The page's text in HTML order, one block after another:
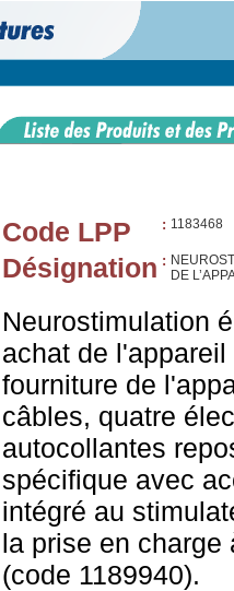
Code LPP : 1183468
Désignation :
DE
Neurostimulation
achat de
fourniture de
câbles, quatre
autocollantes
spécifique avec
intégré au
la prise en charge
(code 1189940).